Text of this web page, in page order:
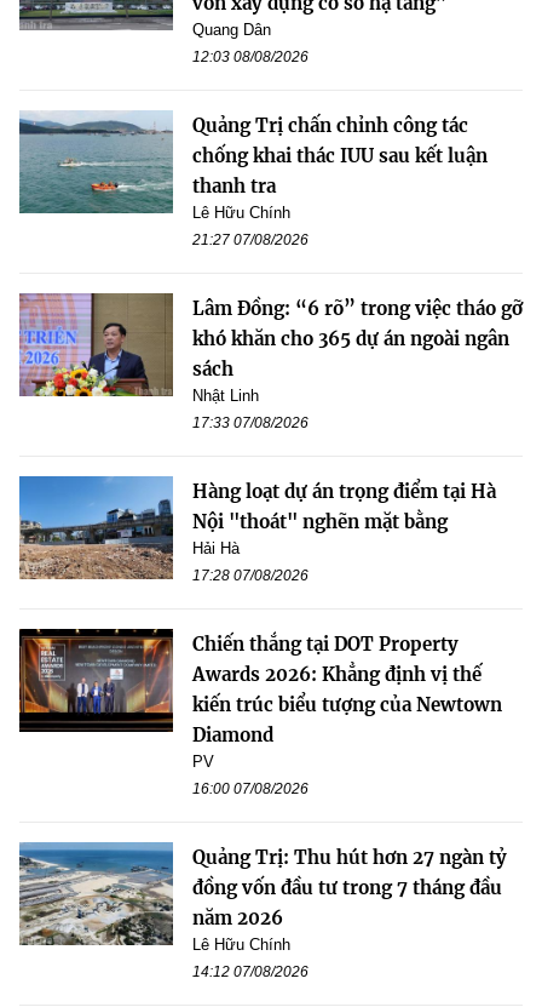
Quang Dân
12:03 08/08/2026
Quảng Trị chấn chỉnh công tác
chống khai thác IUU sau kết luận
thanh tra
Lê Hữu Chính
21:27 07/08/2026
Lâm Đồng: “6 rõ” trong việc tháo gỡ
khó khăn cho 365 dự án ngoài ngân
sách
Nhật Linh
17:33 07/08/2026
Hàng loạt dự án trọng điểm tại Hà
Nội "thoát" nghẽn mặt bằng
Hải Hà
17:28 07/08/2026
Chiến thắng tại DOT Property
Awards 2026: Khẳng định vị thế
kiến trúc biểu tượng của Newtown
Diamond
PV
16:00 07/08/2026
Quảng Trị: Thu hút hơn 27 ngàn tỷ
đồng vốn đầu tư trong 7 tháng đầu
năm 2026
Lê Hữu Chính
14:12 07/08/2026